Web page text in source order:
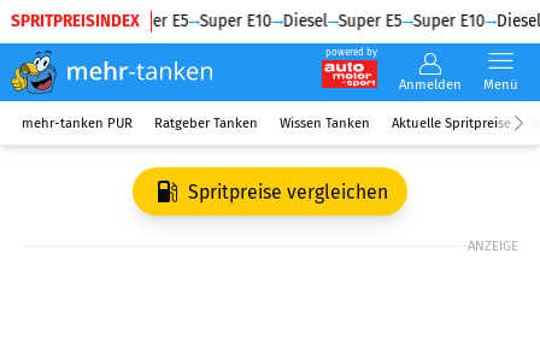
SPRITPREISINDEX
Diesel Super E5 Super E10 Diesel Super E5 Super E10 Diesel
powered by
Anmelden Menü
mehr-tanken PUR Ratgeber Tanken Wissen Tanken Aktuelle Spritpreise
Spritpreise vergleichen
ANZEIGE